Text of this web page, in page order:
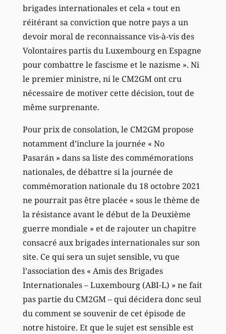
brigades internationales et cela « tout en
réitérant sa conviction que notre pays a un
devoir moral de reconnaissance vis-à-vis des
Volontaires partis du Luxembourg en Espagne
pour combattre le fascisme et le nazisme ». Ni
le premier ministre, ni le CM2GM ont cru
nécessaire de motiver cette décision, tout de
même surprenante.
Pour prix de consolation, le CM2GM propose
notamment d’inclure la journée « No
Pasarán » dans sa liste des commémorations
nationales, de débattre si la journée de
commémoration nationale du 18 octobre 2021
ne pourrait pas être placée « sous le thème de
la résistance avant le début de la Deuxième
guerre mondiale » et de rajouter un chapitre
consacré aux brigades internationales sur son
site. Ce qui sera un sujet sensible, vu que
l’association des « Amis des Brigades
Internationales – Luxembourg (ABI-L) » ne fait
pas partie du CM2GM – qui décidera donc seul
du comment se souvenir de cet épisode de
notre histoire. Et que le sujet est sensible est